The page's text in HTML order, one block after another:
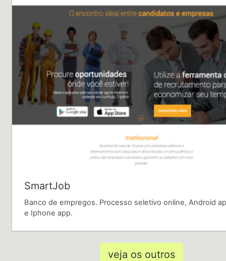
SmartJob
Banco de empregos. Processo seletivo online, Android
e Iphone app.
veja os outros